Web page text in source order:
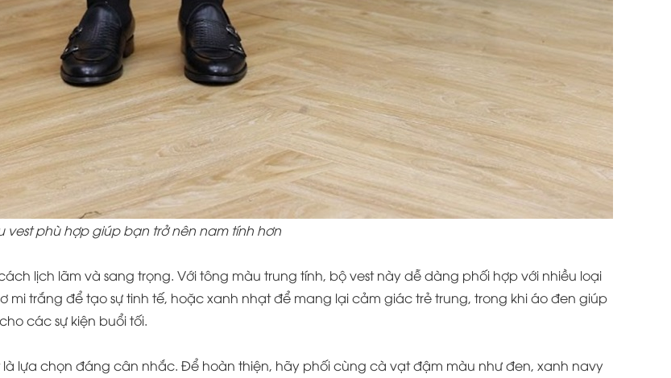
vest phù hợp giúp bạn trở nên nam tính hơn
lịch lãm và sang trọng. Với tông màu trung tính, bộ vest này dễ dàng phối hợp với nhiều loại
mi trắng để tạo sự tinh tế, hoặc xanh nhạt để mang lại cảm giác trẻ trung, trong khi áo đen giúp
các sự kiện buổi tối.
lựa chọn đáng cân nhắc. Để hoàn thiện, hãy phối cùng cà vạt đậm màu như đen, xanh navy